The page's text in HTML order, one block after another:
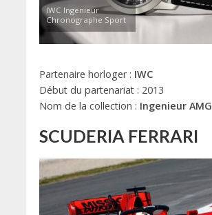
IWC Ingenieur
Chronographe Sport
Partenaire horloger : IWC
Début du partenariat : 2013
Nom de la collection : Ingenieur AMG
SCUDERIA FERRARI